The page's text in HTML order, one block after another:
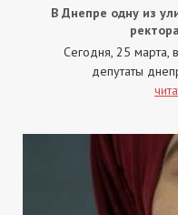
В Днепре одну из
Сегодня, 25 марта,
депутаты